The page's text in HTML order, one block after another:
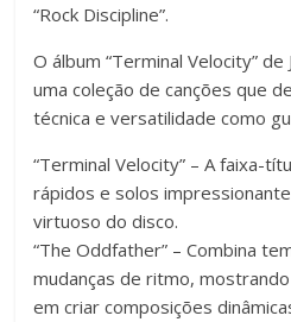
“Rock Discipline”.
O álbum “Terminal Velocity”
uma coleção de canções que
técnica e versatilidade como
“Terminal Velocity” – A faixa-
rápidos e solos
virtuoso do disco.
“The Oddfather” – Combina
mudanças de ritmo,
em criar composições